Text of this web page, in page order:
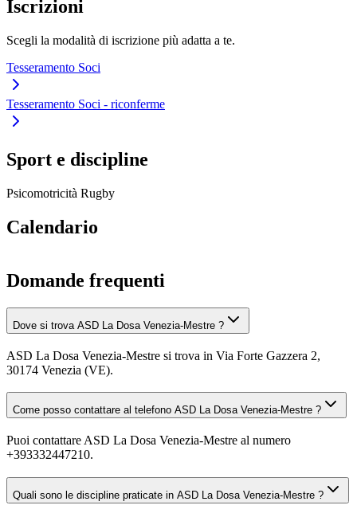
Iscrizioni
Scegli la modalità di iscrizione più adatta a te.
Tesseramento Soci
Tesseramento Soci - riconferme
Sport e discipline
Psicomotricità Rugby
Calendario
Domande frequenti
Dove si trova ASD La Dosa Venezia-Mestre ?
ASD La Dosa Venezia-Mestre si trova in Via Forte Gazzera 2,
30174 Venezia (VE).
Come posso contattare al telefono ASD La Dosa Venezia-Mestre ?
Puoi contattare ASD La Dosa Venezia-Mestre al numero
+393332447210.
Quali sono le discipline praticate in ASD La Dosa Venezia-Mestre ?